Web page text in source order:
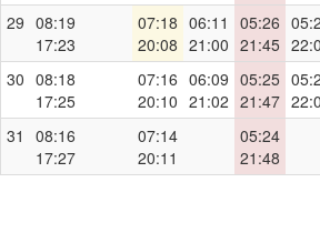
29 08:19
17:23
07:18
20:08
06:11
21:00
05:26
21:45
30 08:18
17:25
07:16
20:10
06:09
21:02
05:25
21:47
31
08:16
17:27
07:14
20:11
05:24
21:48